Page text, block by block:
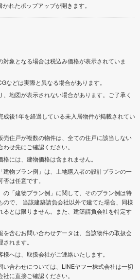
れたポップアップが開きます。
象となる場合は税込み価格が表示されていま
などは実際と異なる場合があります。
地図が表示されない場合があります。ご了承く
成後1年を経過している未入居物件が掲載されてい
売住戸が複数の物件は、全ての住戸に該当しない
せ先にご確認ください。
格には、建物価格は含まれません。
建物プラン例」は、土地購入者の設計プランの一
は任意です。
の「建物プラン例」に関して、そのプラン例は特
ので、 当該建築請負会社以外で建てた場合、同様
るとは限りません。また、建築請負会社を特定す
を含むお問い合わせデータは、当該物件の取扱会
れます。
へは、取扱会社がご連絡いたします。
い合わせについては、LINEヤフー株式会社は一切
に直接ご確認ください。